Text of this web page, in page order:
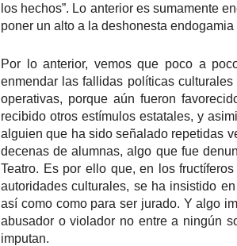
los hechos”. Lo anterior es sumamente
poner un alto a la deshonesta
Por lo anterior, vemos que poco a
enmendar las fallidas políticas
operativas, porque aún fueron
recibido otros estímulos estatales, y
alguien que ha sido señalado repetidas
decenas de alumnas, algo que fue
Teatro. Es por ello que, en los
autoridades culturales, se ha insistido
así como como para ser jurado. Y algo
abusador o violador no entre a ningún
imputan.
AUG
Para desandar el
Plataforma
Será este viernes a las 19,
obra teatral "Frida ¡Viva la
dirigido por Julia Morgado e
El Ciudadano. “Hay vidas
libro. Vidas que son
con el paso de los siglos,
AUG
2
Frida Kahlo Viva
25 de Julho até dia 2